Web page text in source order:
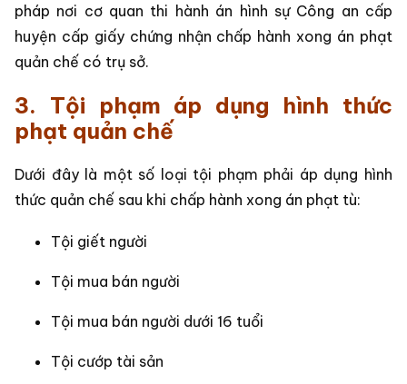
pháp nơi cơ quan thi hành án hình sự Công an cấp
huyện cấp giấy chứng nhận chấp hành xong án phạt
quản chế có trụ sở.
3. Tội phạm áp dụng hình thức
phạt quản chế
Dưới đây là một số loại tội phạm phải áp dụng hình
thức quản chế sau khi chấp hành xong án phạt tù:
Tội giết người
Tội mua bán người
Tội mua bán người dưới 16 tuổi
Tội cướp tài sản